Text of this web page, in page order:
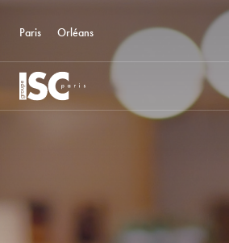
Paris Orléans